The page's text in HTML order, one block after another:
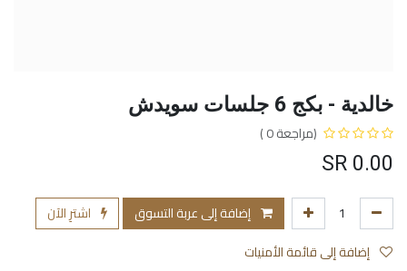
خالدية - بكج 6 جلسات سويدش
(مراجعة 0 )
0.00
إضافة إلى عربة التسوق
اشترِ الآن